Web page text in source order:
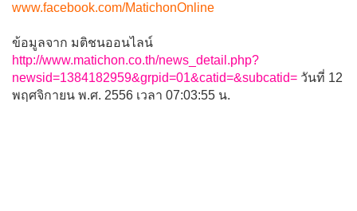
www.facebook.com/MatichonOnline
ข้อมูลจาก มติชนออนไลน์
http://www.matichon.co.th/news_detail.php?
newsid=1384182959&grpid=01&catid=&subcatid= วันที่ 12
พฤศจิกายน พ.ศ. 2556 เวลา 07:03:55 น.